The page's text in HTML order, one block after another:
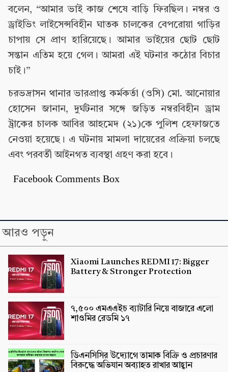
বলেন, “আমার ভাই কাজ শেষে বাড়ি ফিরছিল। নম্বর ও
ড্রাইভিং লাইসেন্সবিহীন ঘাতক চালকের বেপরোয়া গাড়ির
চাপায় সে প্রাণ হারিয়েছে। আমার ভাইয়ের ছোট ছোট
সন্তান এতিম হয়ে গেল। আমরা এই ঘটনার কঠোর বিচার
চাই।”
চরভদ্রাসন থানার ভারপ্রাপ্ত কর্মকর্তা (ওসি) মো. আনোয়ার
হোসেন জানান, দুর্ঘটনার সঙ্গে জড়িত নম্বরবিহীন ড্রাম
ট্রাকের চালক আবির আহমেদ (২১)কে পুলিশ হেফাজতে
নেওয়া হয়েছে। এ ঘটনায় মামলা দায়েরের প্রক্রিয়া চলছে
এবং পরবর্তী আইনগত ব্যবস্থা গ্রহণ করা হবে।
Facebook Comments Box
আরও পড়ুন
Xiaomi Launches REDMI 17: Bigger
Battery & Stronger Protection
৭,৫০০ এমএএইচ ব্যাটারি নিয়ে বাজারে এলো
শাওমির রেডমি ১৭
ডিএনসিসির উদ্যোগে তামাক বিক্রি ও প্রচারণার
বিরুদ্ধে অভিযান অব্যাহত রাখার আহ্বান